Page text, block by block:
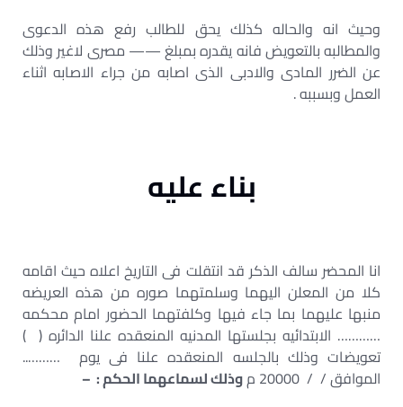
وحيث انه والحاله كذلك يحق للطالب رفع هذه الدعوى
والمطالبه بالتعويض فانه يقدره بمبلغ —— مصرى لاغير وذلك
عن الضرر المادى والادبى الذى اصابه من جراء الاصابه اثناء
العمل وبسببه .
بناء عليه
انا المحضر سالف الذكر قد انتقلت فى التاريخ اعلاه حيث اقامه
كلا من المعلن اليهما وسلمتهما صوره من هذه العريضه
منبها عليهما بما جاء فيها وكلفتهما الحضور امام محكمه
………… الابتدائيه بجلستها المدنيه المنعقده علنا الدائره ( )
تعويضات وذلك بالجلسه المنعقده علنا فى يوم ………..
الموافق / / 20000 م
وذلك لسماعهما الحكم : –